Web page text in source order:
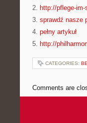
2. http://pflege-
3. sprawdź nasze
4. pełny artykuł
5. http://
CATEGORIES:
Comments are